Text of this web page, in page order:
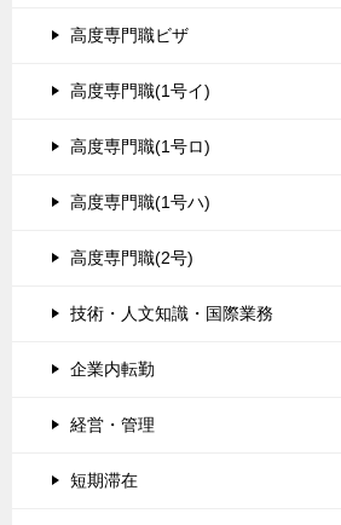
高度専門職ビザ
高度専門職(1号イ)
高度専門職(1号ロ)
高度専門職(1号ハ)
高度専門職(2号)
技術・人文知識・国際業務
企業内転勤
経営・管理
短期滞在